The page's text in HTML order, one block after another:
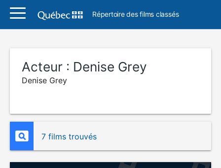
Répertoire des films classés
Acteur : Denise Grey
Denise Grey
7 films trouvés